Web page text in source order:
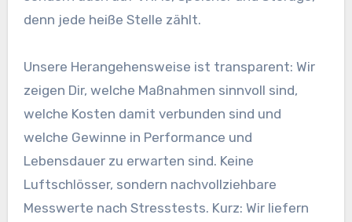
denn jede heiße Stelle zählt.
Unsere Herangehensweise ist transparent: Wir
zeigen Dir, welche Maßnahmen sinnvoll sind,
welche Kosten damit verbunden sind und
welche Gewinne in Performance und
Lebensdauer zu erwarten sind. Keine
Luftschlösser, sondern nachvollziehbare
Messwerte nach Stresstests. Kurz: Wir liefern